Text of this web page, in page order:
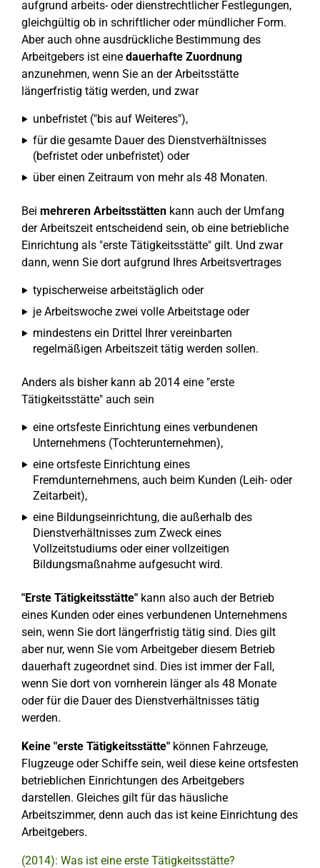
aufgrund arbeits- oder dienstrechtlicher Festlegungen,
gleichgültig ob in schriftlicher oder mündlicher Form.
Aber auch ohne ausdrückliche Bestimmung des
Arbeitgebers ist eine dauerhafte Zuordnung
anzunehmen, wenn Sie an der Arbeitsstätte
längerfristig tätig werden, und zwar
unbefristet ("bis auf Weiteres"),
für die gesamte Dauer des Dienstverhältnisses
(befristet oder unbefristet) oder
über einen Zeitraum von mehr als 48 Monaten.
Bei mehreren Arbeitsstätten kann auch der Umfang
der Arbeitszeit entscheidend sein, ob eine betriebliche
Einrichtung als "erste Tätigkeitsstätte" gilt. Und zwar
dann, wenn Sie dort aufgrund Ihres Arbeitsvertrages
typischerweise arbeitstäglich oder
je Arbeitswoche zwei volle Arbeitstage oder
mindestens ein Drittel Ihrer vereinbarten
regelmäßigen Arbeitszeit tätig werden sollen.
Anders als bisher kann ab 2014 eine "erste
Tätigkeitsstätte" auch sein
eine ortsfeste Einrichtung eines verbundenen
Unternehmens (Tochterunternehmen),
eine ortsfeste Einrichtung eines
Fremdunternehmens, auch beim Kunden (Leih- oder
Zeitarbeit),
eine Bildungseinrichtung, die außerhalb des
Dienstverhältnisses zum Zweck eines
Vollzeitstudiums oder einer vollzeitigen
Bildungsmaßnahme aufgesucht wird.
"Erste Tätigkeitsstätte" kann also auch der Betrieb
eines Kunden oder eines verbundenen Unternehmens
sein, wenn Sie dort längerfristig tätig sind. Dies gilt
aber nur, wenn Sie vom Arbeitgeber diesem Betrieb
dauerhaft zugeordnet sind. Dies ist immer der Fall,
wenn Sie dort von vornherein länger als 48 Monate
oder für die Dauer des Dienstverhältnisses tätig
werden.
Keine "erste Tätigkeitsstätte" können Fahrzeuge,
Flugzeuge oder Schiffe sein, weil diese keine ortsfesten
betrieblichen Einrichtungen des Arbeitgebers
darstellen. Gleiches gilt für das häusliche
Arbeitszimmer, denn auch das ist keine Einrichtung des
Arbeitgebers.
(2014): Was ist eine erste Tätigkeitsstätte?